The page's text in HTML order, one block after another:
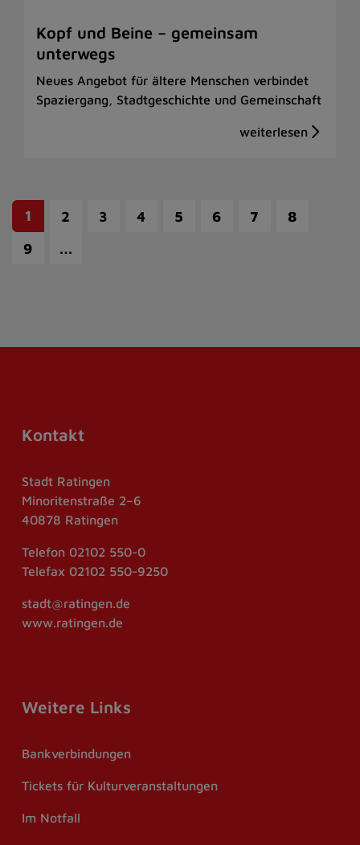
Kopf und Beine – gemeinsam
unterwegs
Neues Angebot für ältere Menschen verbindet
Spaziergang, Stadtgeschichte und Gemeinschaft
1 2 3 4 5 6 7
8
9
…
Kontakt
Stadt Ratingen
Minoritenstraße 2–6
40878 Ratingen
Telefon 02102 550-0
Telefax 02102 550-9250
stadt@ratingen.de
www.ratingen.de
Weitere Links
Bankverbindungen
Tickets für Kulturveranstaltungen
Im Notfall